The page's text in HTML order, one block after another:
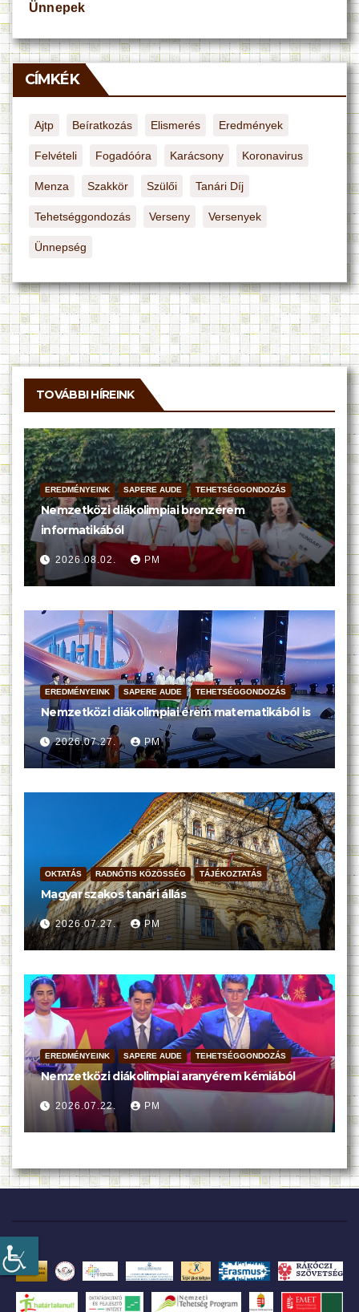
Ünnepek
CÍMKÉK
Ajtp Beíratkozás Elismerés Eredmények
Felvételi Fogadóóra Karácsony Koronavirus
Menza Szakkör Szülői Tanári Díj
Tehetséggondozás Verseny Versenyek
Ünnepség
TOVÁBBI HÍREINK
EREDMÉNYEINK SAPERE AUDE TEHETSÉGGONDOZÁS
Nemzetközi diákolimpiai bronzérem
informatikából
2026.08.02. PM
EREDMÉNYEINK SAPERE AUDE TEHETSÉGGONDOZÁS
Nemzetközi diákolimpiai érem matematikából is
2026.07.27. PM
OKTATÁS RADNÓTIS KÖZÖSSÉG TÁJÉKOZTATÁS
Magyar szakos tanári állás
2026.07.27. PM
EREDMÉNYEINK SAPERE AUDE TEHETSÉGGONDOZÁS
Nemzetközi diákolimpiai aranyérem kémiából
2026.07.22. PM